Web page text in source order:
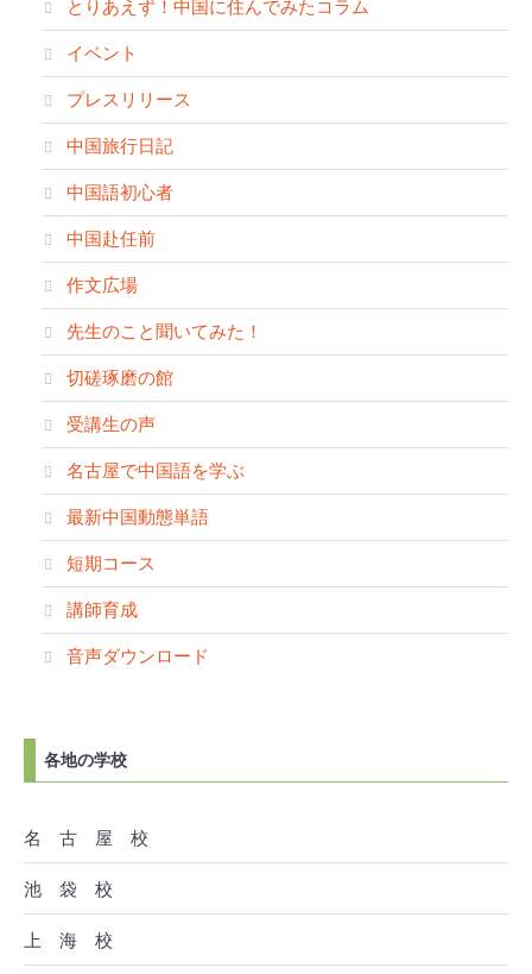
とりあえず！中国に住んでみたコラム
イベント
プレスリリース
中国旅行日記
中国語初心者
中国赴任前
作文広場
先生のこと聞いてみた！
切磋琢磨の館
受講生の声
名古屋で中国語を学ぶ
最新中国動態単語
短期コース
講師育成
音声ダウンロード
各地の学校
名 古 屋 校
池 袋 校
上 海 校